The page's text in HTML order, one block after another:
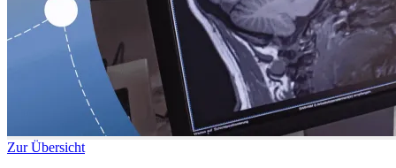
Zur Übersicht